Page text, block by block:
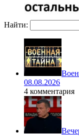
Найти:
08.08.2026
4 комментария